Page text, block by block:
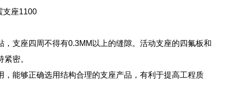
支座1100
支座四周不得有0.3MM以上的缝隙。活动支座的四氟板和
密。
能够正确选用结构合理的支座产品，有利于提高工程质